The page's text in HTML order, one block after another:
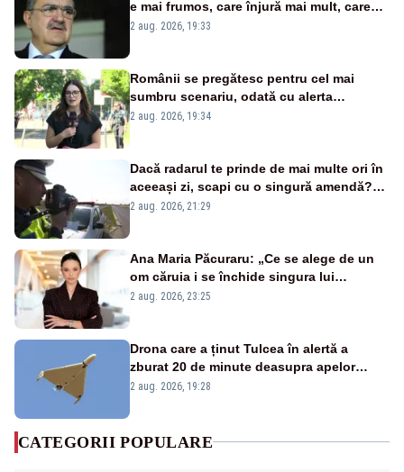
e mai frumos, care înjură mai mult, care
țipă mai tare, ci pe proiecte”
2 aug. 2026, 19:33
Românii se pregătesc pentru cel mai
sumbru scenariu, odată cu alerta
energetică
2 aug. 2026, 19:34
Dacă radarul te prinde de mai multe ori în
aceeași zi, scapi cu o singură amendă?
Ce spune legea
2 aug. 2026, 21:29
Ana Maria Păcuraru: „Ce se alege de un
om căruia i se închide singura lui
portiță?”
2 aug. 2026, 23:25
Drona care a ținut Tulcea în alertă a
zburat 20 de minute deasupra apelor
României. Au fost ridicate două F-16
2 aug. 2026, 19:28
CATEGORII POPULARE